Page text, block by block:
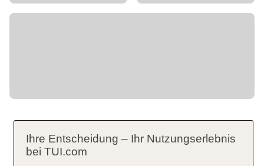
Ihre Entscheidung – Ihr Nutzungserlebnis
bei TUI.com